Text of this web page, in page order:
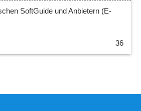
SoftGuide und Anbietern (E-
36